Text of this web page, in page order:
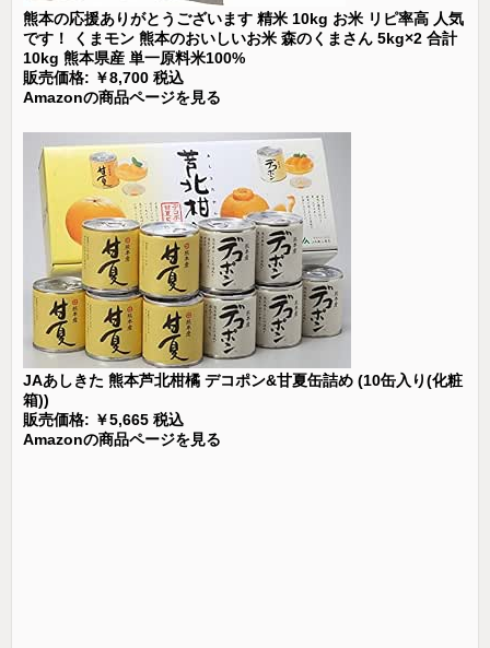
熊本の応援ありがとうございます 精米 10kg お米 リピ率高 人気
です！ くまモン 熊本のおいしいお米 森のくまさん 5kg×2 合計
10kg 熊本県産 単一原料米100%
販売価格: ￥8,700 税込
Amazonの商品ページを見る
JAあしきた 熊本芦北柑橘 デコポン&甘夏缶詰め (10缶入り(化粧
箱))
販売価格: ￥5,665 税込
Amazonの商品ページを見る